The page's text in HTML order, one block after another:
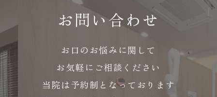
お問い合わせ
お口のお悩みに関して
お気軽にご相談ください
当院は予約制となっております